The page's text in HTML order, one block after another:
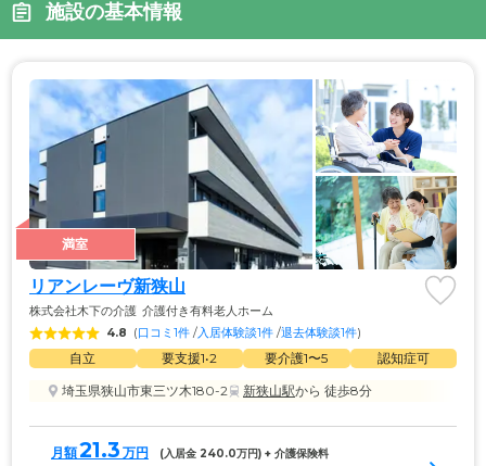
施設の基本情報
満室
リアンレーヴ新狭山
株式会社木下の介護 介護付き有料老人ホーム
4.8 (口コミ1件 /入居体験談1件 /退去体験談1件)
自立 要支援1•2 要介護1〜5
認知症可
埼玉県狭山市東三ツ木180-2
新狭山駅から 徒歩8分
月額21.3 万円 (入居金 240.0万円) + 介護保険料